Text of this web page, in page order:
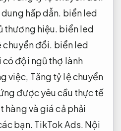
hấp dẫn. biển led
thương hiệu. biển led
chuyển đổi. biển led
đội ngũ thợ lành
việc, Tăng tỷ lệ chuyển
được yêu cầu thực tế
hàng và giá cả phải
bạn. TikTok Ads. Nội